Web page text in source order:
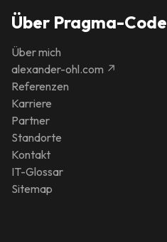
Über Pragma-Code
Über mich
alexander-ohl.com ↗
Referenzen
Karriere
Partner
Standorte
Kontakt
IT-Glossar
Sitemap